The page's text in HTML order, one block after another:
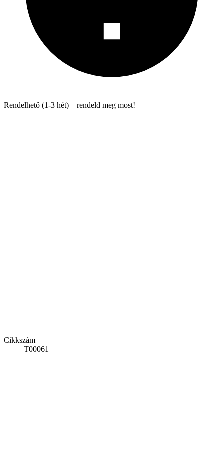
Rendelhető (1-3 hét) – rendeld meg most!
Cikkszám
T00061